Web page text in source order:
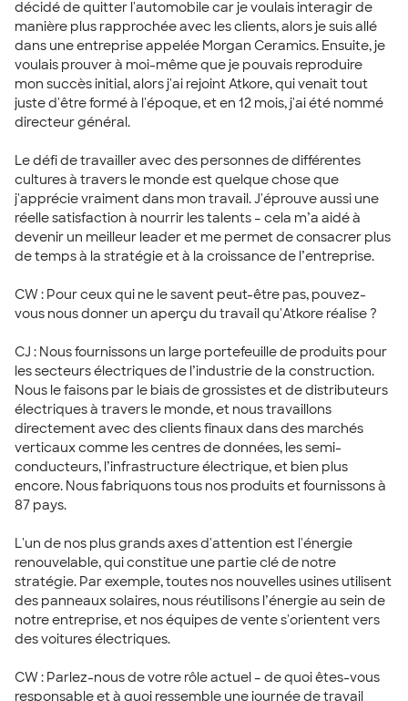
décidé de quitter l'automobile car je voulais interagir de
manière plus rapprochée avec les clients, alors je suis allé
dans une entreprise appelée Morgan Ceramics. Ensuite, je
voulais prouver à moi-même que je pouvais reproduire
mon succès initial, alors j'ai rejoint Atkore, qui venait tout
juste d'être formé à l'époque, et en 12 mois, j'ai été nommé
directeur général.
Le défi de travailler avec des personnes de différentes
cultures à travers le monde est quelque chose que
j'apprécie vraiment dans mon travail. J'éprouve aussi une
réelle satisfaction à nourrir les talents – cela m’a aidé à
devenir un meilleur leader et me permet de consacrer plus
de temps à la stratégie et à la croissance de l’entreprise.
CW : Pour ceux qui ne le savent peut-être pas, pouvez-
vous nous donner un aperçu du travail qu'Atkore réalise ?
CJ : Nous fournissons un large portefeuille de produits pour
les secteurs électriques de l’industrie de la construction.
Nous le faisons par le biais de grossistes et de distributeurs
électriques à travers le monde, et nous travaillons
directement avec des clients finaux dans des marchés
verticaux comme les centres de données, les semi-
conducteurs, l’infrastructure électrique, et bien plus
encore. Nous fabriquons tous nos produits et fournissons à
87 pays.
L'un de nos plus grands axes d'attention est l'énergie
renouvelable, qui constitue une partie clé de notre
stratégie. Par exemple, toutes nos nouvelles usines utilisent
des panneaux solaires, nous réutilisons l’énergie au sein de
notre entreprise, et nos équipes de vente s'orientent vers
des voitures électriques.
CW : Parlez-nous de votre rôle actuel – de quoi êtes-vous
responsable et à quoi ressemble une journée de travail